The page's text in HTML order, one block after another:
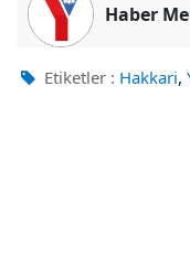
Haber
Etiketler : Hakkari,